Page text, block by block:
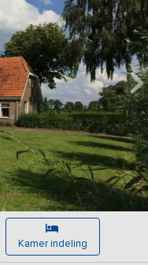
Kamer indeling